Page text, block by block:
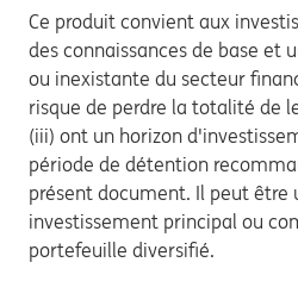
Ce produit convient aux
des connaissances de base et
ou inexistante du secteur
risque de perdre la totalité de
(iii) ont un horizon
période de détention
présent document. Il peut être
investissement principal ou
portefeuille diversifié.